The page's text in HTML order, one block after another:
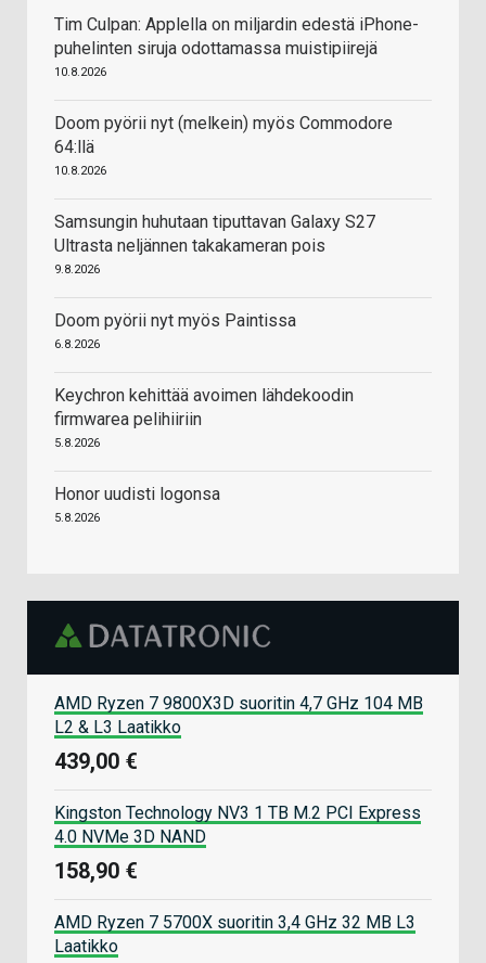
Tim Culpan: Applella on miljardin edestä iPhone-
puhelinten siruja odottamassa muistipiirejä
10.8.2026
Doom pyörii nyt (melkein) myös Commodore
64:llä
10.8.2026
Samsungin huhutaan tiputtavan Galaxy S27
Ultrasta neljännen takakameran pois
9.8.2026
Doom pyörii nyt myös Paintissa
6.8.2026
Keychron kehittää avoimen lähdekoodin
firmwarea pelihiiriin
5.8.2026
Honor uudisti logonsa
5.8.2026
AMD Ryzen 7 9800X3D suoritin 4,7 GHz 104 MB
L2 & L3 Laatikko
439,00 €
Kingston Technology NV3 1 TB M.2 PCI Express
4.0 NVMe 3D NAND
158,90 €
AMD Ryzen 7 5700X suoritin 3,4 GHz 32 MB L3
Laatikko